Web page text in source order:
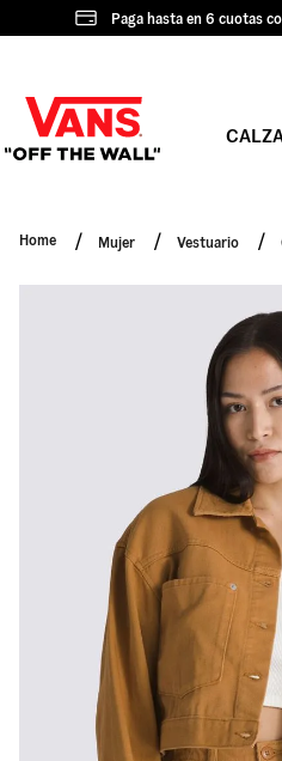
Paga hasta en 6 cuotas
Mujer Vestuario